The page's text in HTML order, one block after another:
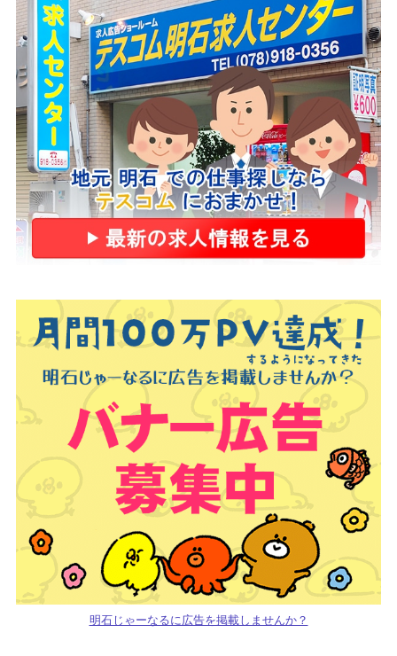
明石じゃーなるに広告を掲載しませんか？